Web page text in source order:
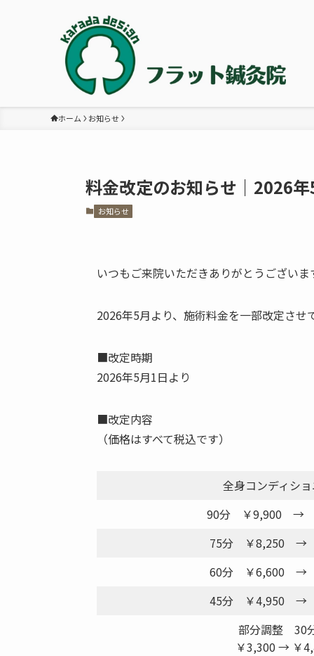
ホーム お知らせ
料金改定のお知らせ｜2026
お知らせ
いつもご来院いただきありがとうございま
2026年5月より、施術料金を一部改定さ
■改定時期
2026年5月1日より
■改定内容
（価格はすべて税込です）
全身コンディシ
90分 ￥9,900 →
75分 ￥8,250 →
60分 ￥6,600 →
45分 ￥4,950 →
部分調整
￥3,300 → ￥